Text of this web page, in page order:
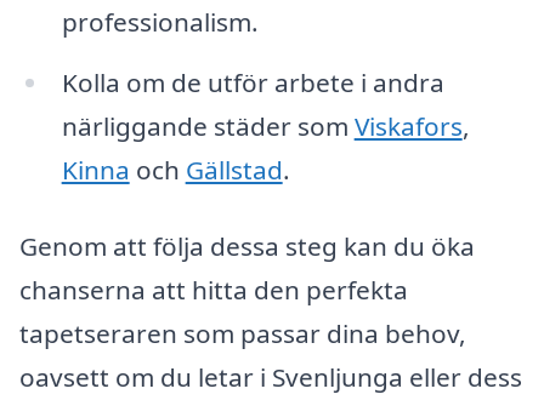
professionalism.
Kolla om de utför arbete i andra
närliggande städer som Viskafors,
Kinna och Gällstad.
Genom att följa dessa steg kan du öka
chanserna att hitta den perfekta
tapetseraren som passar dina behov,
oavsett om du letar i Svenljunga eller dess